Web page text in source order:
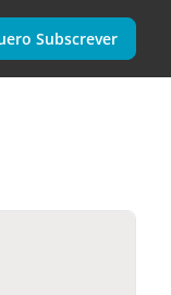
Subscrever